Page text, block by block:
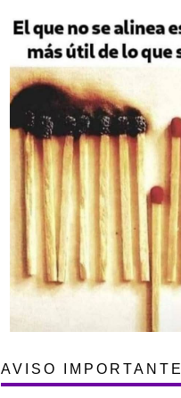
AVISO IMPORTANTE